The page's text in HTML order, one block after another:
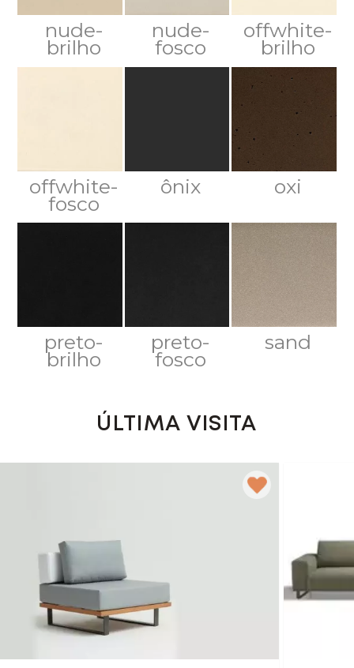
nude-
brilho
nude-
fosco
offwhite-
brilho
offwhite-
fosco
ônix oxi
preto-
brilho
preto-
fosco
sand
ÚLTIMA VISITA